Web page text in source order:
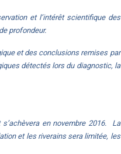
et l’intérêt scientifique des
profondeur.
et des conclusions remises par
détectés lors du diagnostic, la
en novembre 2016. La
et les riverains sera limitée, les